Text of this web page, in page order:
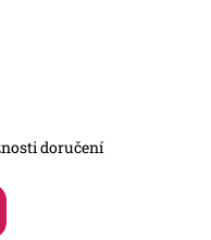
doručení